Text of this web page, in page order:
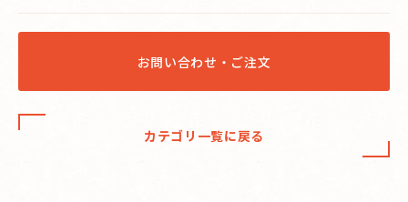
お問い合わせ・ご注文
カテゴリ一覧に戻る